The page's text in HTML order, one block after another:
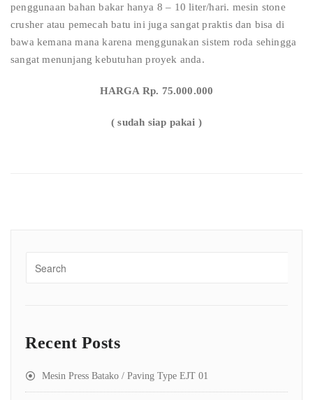
penggunaan bahan bakar hanya 8 – 10 liter/hari. mesin stone
crusher atau pemecah batu ini juga sangat praktis dan bisa di
bawa kemana mana karena menggunakan sistem roda sehingga
sangat menunjang kebutuhan proyek anda.
HARGA Rp. 75.000.000
( sudah siap pakai )
Recent Posts
Mesin Press Batako / Paving Type EJT 01